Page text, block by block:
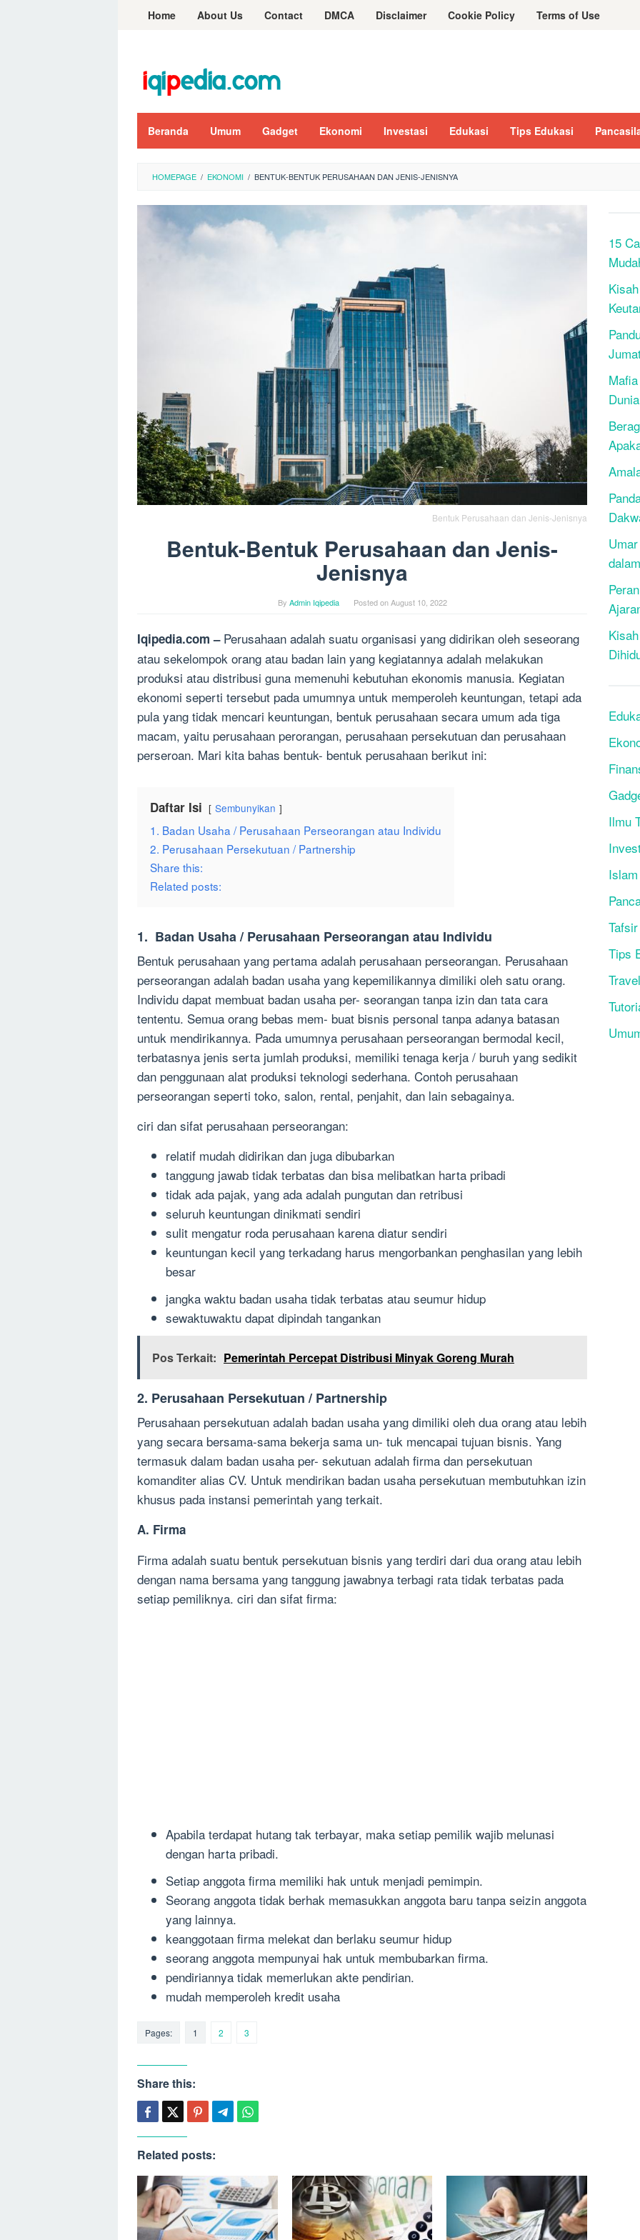
Home About Us Contact DMCA Disclaimer Cookie Policy Terms of Use
Beranda Umum Gadget Ekonomi Investasi Edukasi Tips Edukasi
HOMEPAGE / EKONOMI / BENTUK-BENTUK PERUSAHAAN DAN JENIS-JENISNYA
Bentuk Perusahaan dan Jenis-Jenisnya
Bentuk-Bentuk Perusahaan dan Jenis-
Jenisnya
By Admin Iqipedia Posted onAugust 10, 2022
Iqipedia.com – Perusahaan adalah suatu organisasi yang didirikan oleh seseorang
atau sekelompok orang atau badan lain yang kegiatannya adalah melakukan
produksi atau distribusi guna memenuhi kebutuhan ekonomis manusia. Kegiatan
ekonomi seperti tersebut pada umumnya untuk memperoleh keuntungan, tetapi ada
pula yang tidak mencari keuntungan, bentuk perusahaan secara umum ada tiga
macam, yaitu perusahaan perorangan, perusahaan persekutuan dan perusahaan
perseroan. Mari kita bahas bentuk- bentuk perusahaan berikut ini:
Daftar Isi Sembunyikan
1. Badan Usaha / Perusahaan Perseorangan atau Individu
2. Perusahaan Persekutuan / Partnership
Share this:
Related posts:
1. Badan Usaha / Perusahaan Perseorangan atau Individu
Bentuk perusahaan yang pertama adalah perusahaan perseorangan. Perusahaan
perseorangan adalah badan usaha yang kepemilikannya dimiliki oleh satu orang.
Individu dapat membuat badan usaha per- seorangan tanpa izin dan tata cara
tententu. Semua orang bebas mem- buat bisnis personal tanpa adanya batasan
untuk mendirikannya. Pada umumnya perusahaan perseorangan bermodal kecil,
terbatasnya jenis serta jumlah produksi, memiliki tenaga kerja / buruh yang sedikit
dan penggunaan alat produksi teknologi sederhana. Contoh perusahaan
perseorangan seperti toko, salon, rental, penjahit, dan lain sebagainya.
ciri dan sifat perusahaan perseorangan:
relatif mudah didirikan dan juga dibubarkan
tanggung jawab tidak terbatas dan bisa melibatkan harta pribadi
tidak ada pajak, yang ada adalah pungutan dan retribusi
seluruh keuntungan dinikmati sendiri
sulit mengatur roda perusahaan karena diatur sendiri
keuntungan kecil yang terkadang harus mengorbankan peng­hasilan yang lebih
besar
jangka waktu badan usaha tidak terbatas atau seumur hidup
sewaktu­waktu dapat dipindah tangankan
Pos Terkait: Pemerintah Percepat Distribusi Minyak Goreng Murah
2. Perusahaan Persekutuan / Partnership
Perusahaan persekutuan adalah badan usaha yang dimiliki oleh dua orang atau lebih
yang secara bersama-sama bekerja sama un- tuk mencapai tujuan bisnis. Yang
termasuk dalam badan usaha per- sekutuan adalah firma dan persekutuan
komanditer alias CV. Untuk mendirikan badan usaha persekutuan membutuhkan izin
khusus pada instansi pemerintah yang terkait.
A. Firma
Firma adalah suatu bentuk persekutuan bisnis yang terdiri dari dua orang atau lebih
dengan nama bersama yang tanggung jawabnya terbagi rata tidak terbatas pada
setiap pemiliknya. ciri dan sifat firma:
Apabila terdapat hutang tak terbayar, maka setiap pemilik wajib melunasi
dengan harta pribadi.
Setiap anggota firma memiliki hak untuk menjadi pemimpin.
Seorang anggota tidak berhak memasukkan anggota baru tanpa seizin anggota
yang lainnya.
keanggotaan firma melekat dan berlaku seumur hidup
seorang anggota mempunyai hak untuk membubarkan firma.
pendiriannya tidak memerlukan akte pendirian.
mudah memperoleh kredit usaha
Pages: 1 2 3
Share this:
Related posts:
15
Ilmu
Tafsir
Tips